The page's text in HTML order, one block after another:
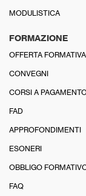
MODULISTICA
FORMAZIONE
OFFERTA FORMATIVA
CONVEGNI
CORSI A
FAD
APPROFONDIMENTI
ESONERI
OBBLIGO
FAQ